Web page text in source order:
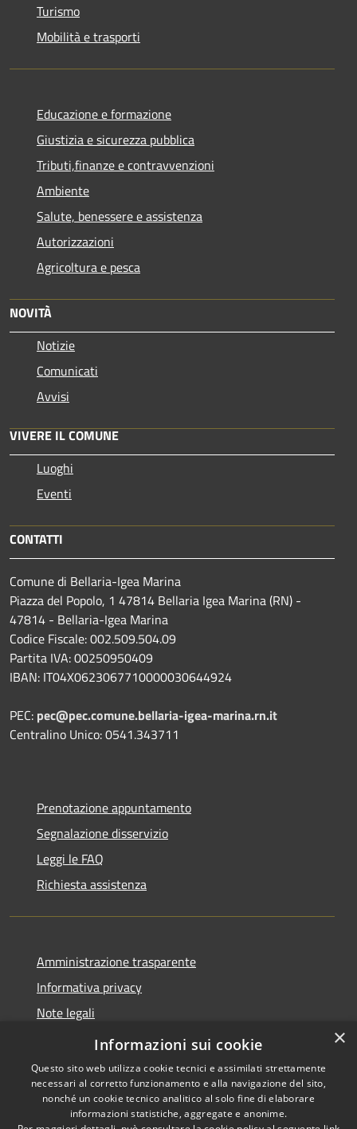
Turismo
Mobilità e trasporti
Educazione e formazione
Giustizia e sicurezza pubblica
Tributi,finanze e contravvenzioni
Ambiente
Salute, benessere e assistenza
Autorizzazioni
Agricoltura e pesca
NOVITÀ
Notizie
Comunicati
Avvisi
VIVERE IL COMUNE
Luoghi
Eventi
CONTATTI
Comune di Bellaria-Igea Marina
Piazza del Popolo, 1 47814 Bellaria Igea Marina (RN) -
47814 - Bellaria-Igea Marina
Codice Fiscale: 002.509.504.09
Partita IVA: 00250950409
IBAN: IT04X0623067710000030644924
PEC: pec@pec.comune.bellaria-igea-marina.rn.it
Centralino Unico: 0541.343711
Prenotazione appuntamento
Segnalazione disservizio
Leggi le FAQ
Richiesta assistenza
Amministrazione trasparente
Informativa privacy
Note legali
Dichiarazione di accessibilità
Copyright © 2026 • Comune di
×
Informazioni sui cookie
Questo sito web utilizza cookie tecnici e assimilati strettamente
necessari al corretto funzionamento e alla navigazione del sito,
nonché un cookie tecnico analitico al solo fine di elaborare
informazioni statistiche, aggregate e anonime.